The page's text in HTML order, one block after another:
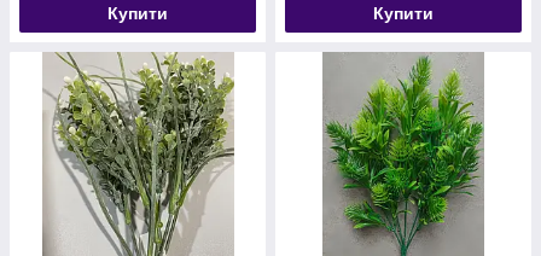
Купити Купити